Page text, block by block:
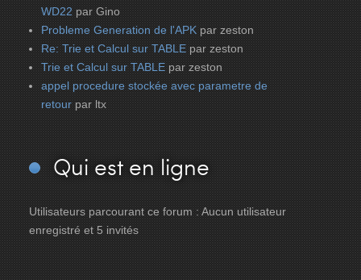
WD22 par Gino
Probleme Generation de l'APK par zeston
Re: Trie et Calcul sur TABLE par zeston
Trie et Calcul sur TABLE par zeston
appel procedure stockée avec parametre de
retour par ltx
Qui est en ligne
Utilisateurs parcourant ce forum : Aucun utilisateur
enregistré et 5 invités